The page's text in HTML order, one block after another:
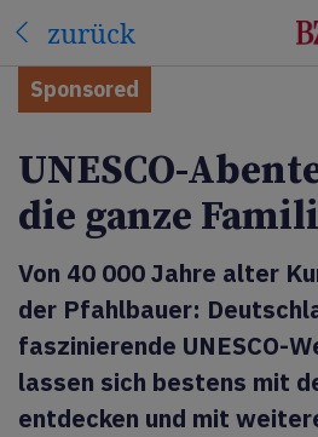
zurück
Sponsored
UNESCO-
die ganze
Von 40 000 Jahre alter
der Pfahlbauer:
faszinierende UNESCO-
lassen sich bestens mit
entdecken und mit